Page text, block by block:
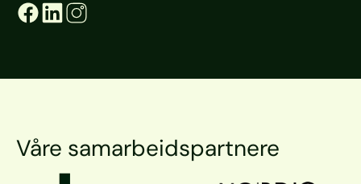
Våre samarbeidspartnere